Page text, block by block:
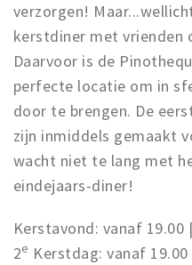
verzorgen!
kerstdiner met vrienden
Daarvoor is de
perfecte locatie om in
door te brengen. De
zijn inmiddels gemaakt
wacht niet te lang met
eindejaars-diner!
Kerstavond: vanaf 19.00
2e Kerstdag: vanaf 19.00